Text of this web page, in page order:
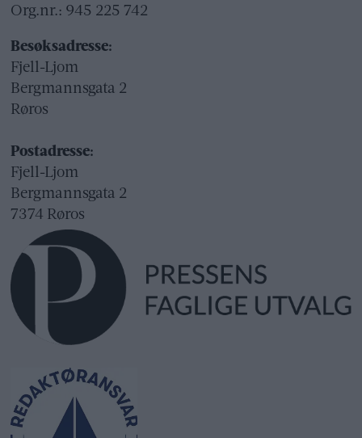
Org.nr.: 945 225 742
Besøksadresse:
Fjell-Ljom
Bergmannsgata 2
Røros
Postadresse:
Fjell-Ljom
Bergmannsgata 2
7374 Røros